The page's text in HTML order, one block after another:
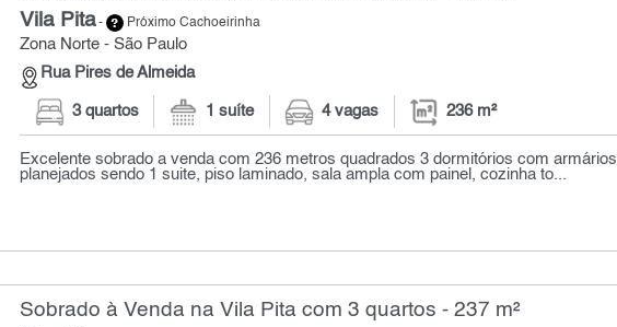
Vila Pita- Próximo Cachoeirinha
Zona Norte - São Paulo
Rua Pires de Almeida
3 quartos 1 suíte 4 vagas 236 m²
Excelente sobrado a venda com 236 metros quadrados 3 dormitórios com armários
planejados sendo 1 suite, piso laminado, sala ampla com painel, cozinha to...
Sobrado à Venda na Vila Pita com 3 quartos - 237 m²